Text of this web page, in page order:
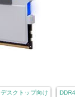
デスクトップ向け